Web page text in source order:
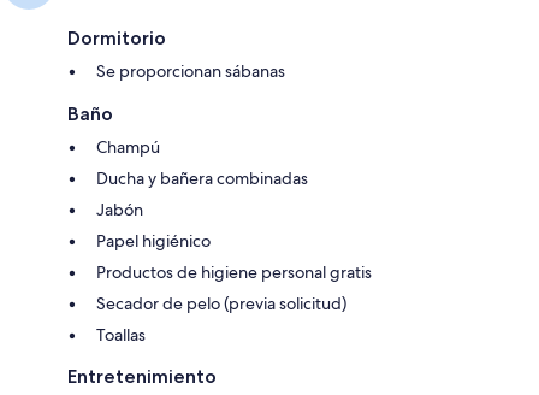
Dormitorio
Se proporcionan sábanas
Baño
Champú
Ducha y bañera combinadas
Jabón
Papel higiénico
Productos de higiene personal gratis
Secador de pelo (previa solicitud)
Toallas
Entretenimiento